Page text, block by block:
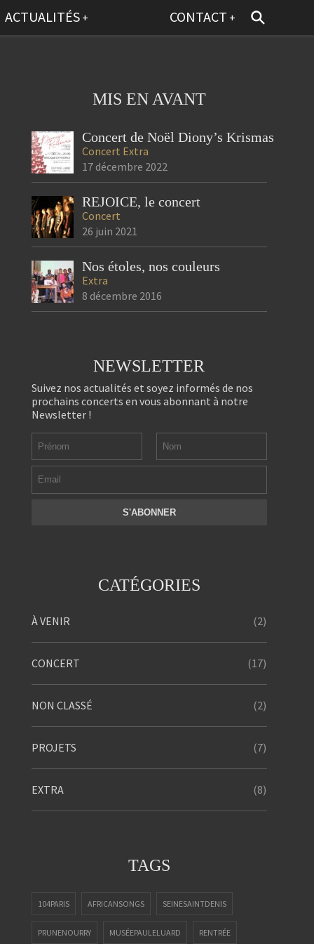
ACTUALITÉS + CONTACT +
MIS EN AVANT
Concert de Noël Diony’s Krismas
Concert Extra
17 décembre 2022
REJOICE, le concert
Concert
26 juin 2021
Nos étoles, nos couleurs
Extra
8 décembre 2016
NEWSLETTER
Suivez nos actualités et soyez informés de nos
prochains concerts en vous abonnant à notre
Newsletter !
CATÉGORIES
À VENIR (2)
CONCERT (17)
NON CLASSÉ (2)
PROJETS (7)
EXTRA (8)
TAGS
104PARIS AFRICANSONGS SEINESAINTDENIS
PRUNENOURRY MUSÉEPAULELUARD RENTRÉE